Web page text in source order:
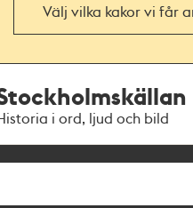
Välj vilka kakor vi får
i ord, ljud och bild